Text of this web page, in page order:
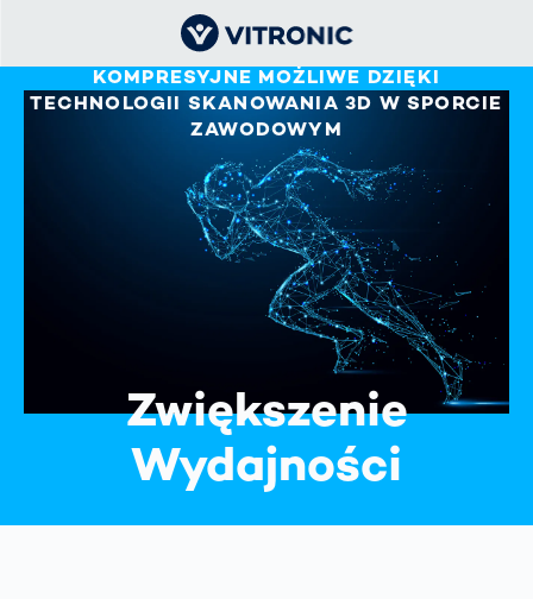
SPERSONALIZOWANE UBRANIA
KOMPRESYJNE MOŻLIWE DZIĘKI
TECHNOLOGII SKANOWANIA 3D W SPORCIE
ZAWODOWYM
Zwiększenie
Wydajności